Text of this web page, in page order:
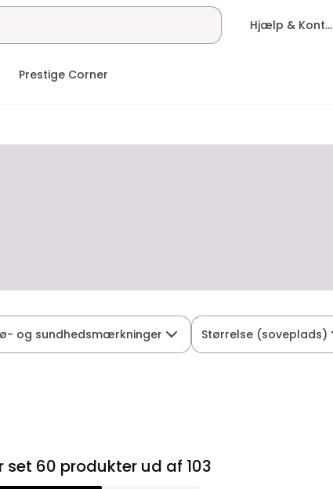
Hjælp & Kontakt
Prestige Corner
og sundhedsmærkninger Størrelse (soveplads)
set 60 produkter ud af 103